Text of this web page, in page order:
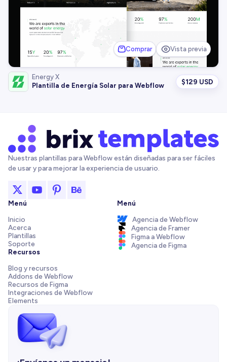
Comprar Vista previa
Energy X
Plantilla de Energía Solar para Webflow
$129 USD
Nuestras plantillas para Webflow están diseñadas para ser fáciles
de usar y para mejorar la experiencia de usuario.
Menú
Inicio
Acerca
Plantillas
Soporte
Recursos
Blog y recursos
Addons de Webflow
Recursos de Figma
Integraciones de Webflow
Elements
Menú
Agencia de Webflow
Agencia de Framer
Figma a Webflow
Agencia de Figma